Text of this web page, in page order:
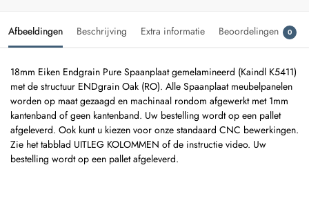
Afbeeldingen Beschrijving Extra informatie Beoordelingen 0
18mm Eiken Endgrain Pure Spaanplaat gemelamineerd (Kaindl K5411)
met de structuur ENDgrain Oak (RO). Alle Spaanplaat meubelpanelen
worden op maat gezaagd en machinaal rondom afgewerkt met 1mm
kantenband of geen kantenband. Uw bestelling wordt op een pallet
afgeleverd. Ook kunt u kiezen voor onze standaard CNC bewerkingen.
Zie het tabblad UITLEG KOLOMMEN of de instructie video. Uw
bestelling wordt op een pallet afgeleverd.